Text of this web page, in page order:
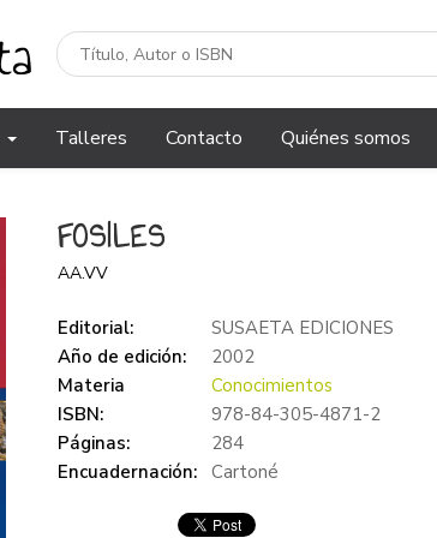
Talleres Contacto Quiénes somos
FOSILES
AA.VV
Editorial:
SUSAETA EDICIONES
Año de edición:
2002
Materia
Conocimientos
ISBN:
978-84-305-4871-2
Páginas:
284
Encuadernación:
Cartoné